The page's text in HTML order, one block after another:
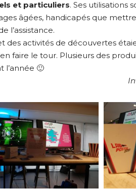
et particuliers. Ses utilisations
âgées, handicapés que
l’assistance.
des activités de découvertes
faire le tour. Plusieurs des
l’année 🙂